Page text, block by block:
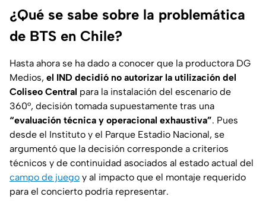
¿Qué se sabe sobre la problemática
de BTS en Chile?
Hasta ahora se ha dado a conocer que la productora DG
Medios, el IND decidió no autorizar la utilización del
Coliseo Central para la instalación del escenario de
360°, decisión tomada supuestamente tras una
“evaluación técnica y operacional exhaustiva”. Pues
desde el Instituto y el Parque Estadio Nacional, se
argumentó que la decisión corresponde a criterios
técnicos y de continuidad asociados al estado actual del
campo de juego y al impacto que el montaje requerido
para el concierto podría representar.